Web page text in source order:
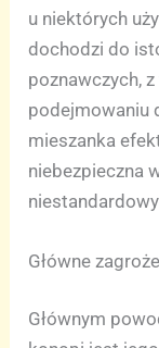
u niektórych
dochodzi do
poznawczych,
podejmowaniu
mieszanka
niebezpieczna
Główne
Głównym